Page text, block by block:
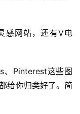
感网站，还有V电
、Pinterest这些图
给你归类好了。简